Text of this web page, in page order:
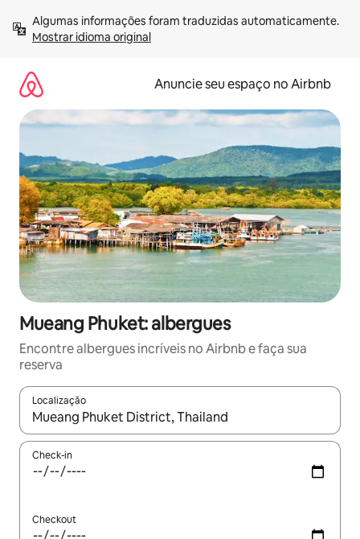
para
Mostrar idioma original
Anuncie seu espaço no Airbnb
Mueang Phuket: albergues
Encontre albergues incríveis no Airbnb e faça sua
reserva
Localização
Quando os resultados estiverem disponíveis, explore-os
Check-in
Checkout